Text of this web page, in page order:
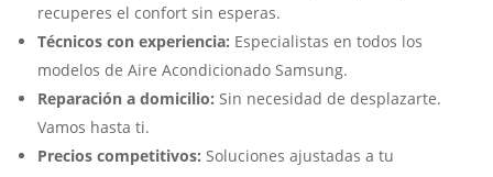
recuperes el confort sin esperas.
Técnicos con experiencia: Especialistas en todos los
modelos de Aire Acondicionado Samsung.
Reparación a domicilio: Sin necesidad de desplazarte.
Vamos hasta ti.
Precios competitivos: Soluciones ajustadas a tu